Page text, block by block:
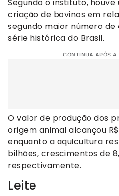
Segundo o instituto, houve
criação de bovinos em
segundo maior número
série histórica do Brasil.
CONTINUA APÓS A
O valor de produção dos
origem animal alcançou R$
enquanto a aquicultura
bilhões, crescimentos de
respectivamente.
Leite